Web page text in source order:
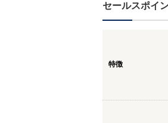
セールスポイ
特徴